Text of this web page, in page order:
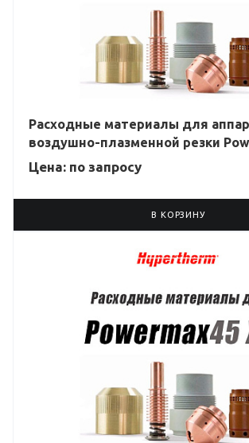
Расходные материалы для
воздушно-плазменной резки
Цена: по запросу
В КОРЗИНУ